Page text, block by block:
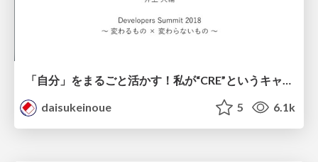
「自分」をまるごと活かす！私が“CRE”というキャリアを選んだ理由/devsumi2018-cre
daisukeinoue
5 6.1k